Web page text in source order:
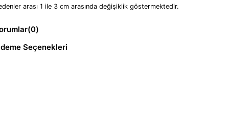
arası 1 ile 3 cm arasında değişiklik göstermektedir.
(0)
Seçenekleri